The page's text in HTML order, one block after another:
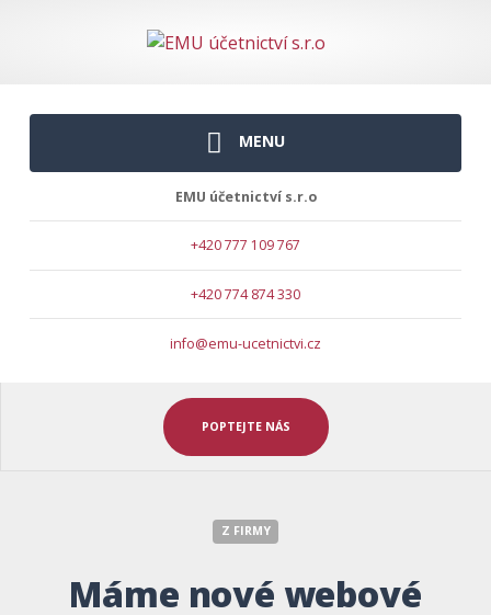
MENU
EMU účetnictví s.r.o
+420 777 109 767
+420 774 874 330
info@emu-ucetnictvi.cz
POPTEJTE NÁS
Z FIRMY
Máme nové webové